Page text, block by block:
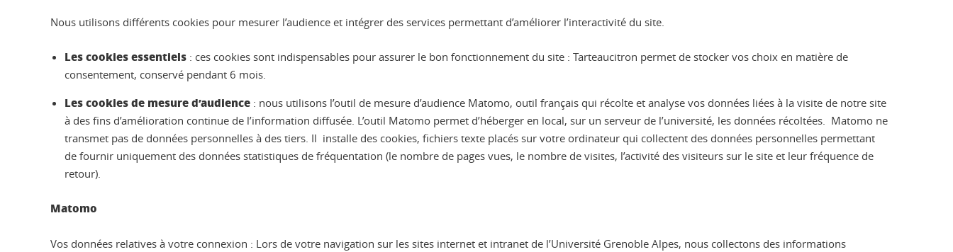
Nous utilisons différents cookies pour mesurer l’audience et intégrer des services permettant d’améliorer l’interactivité du site.
Les cookies essentiels : ces cookies sont indispensables pour assurer le bon fonctionnement du site : Tarteaucitron permet de stocker vos choix en matière de
consentement, conservé pendant 6 mois.
Les cookies de mesure d’audience : nous utilisons l’outil de mesure d’audience Matomo, outil français qui récolte et analyse vos données liées à la visite de notre site
à des fins d’amélioration continue de l’information diffusée. L’outil Matomo permet d’héberger en local, sur un serveur de l’université, les données récoltées. Matomo ne
transmet pas de données personnelles à des tiers. Il installe des cookies, fichiers texte placés sur votre ordinateur qui collectent des données personnelles permettant
de fournir uniquement des données statistiques de fréquentation (le nombre de pages vues, le nombre de visites, l’activité des visiteurs sur le site et leur fréquence de
retour).
Matomo
Vos données relatives à votre connexion : Lors de votre navigation sur les sites internet et intranet de l’Université Grenoble Alpes, nous collectons des informations